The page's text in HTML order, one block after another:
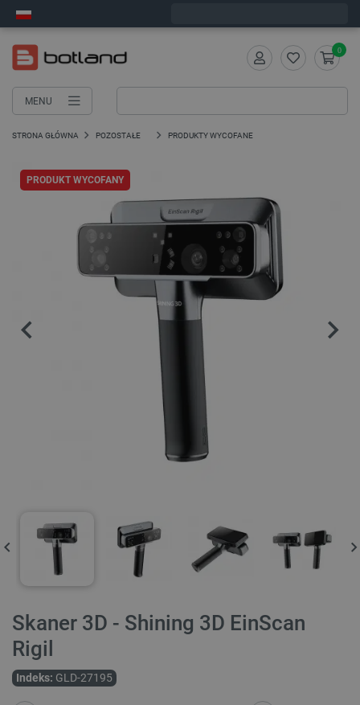
MENU
0
STRONA GŁÓWNA POZOSTAŁE PRODUKTY WYCOFANE
PRODUKT WYCOFANY
Skaner 3D - Shining 3D EinScan
Rigil
Indeks: GLD-27195